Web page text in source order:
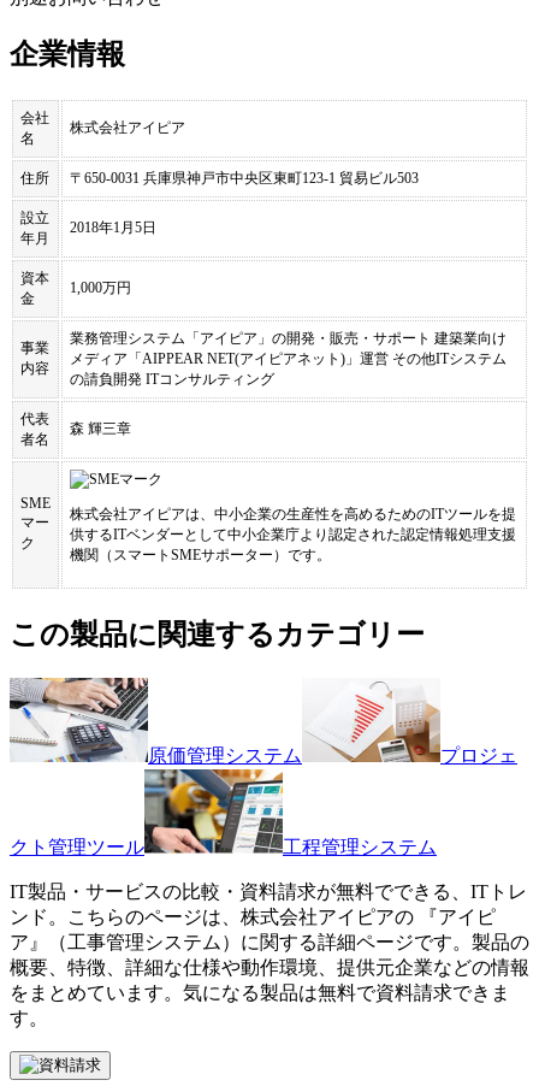
企業情報
会社
名
株式会社アイピア
住所 〒650-0031 兵庫県神戸市中央区東町123-1 貿易ビル503
設立
年月
2018年1月5日
資本
金
1,000万円
事業
内容
業務管理システム「アイピア」の開発・販売・サポート 建築業向け
メディア「AIPPEAR NET(アイピアネット)」運営 その他ITシステム
の請負開発 ITコンサルティング
代表
者名
森 輝三章
SME
マー
ク
株式会社アイピアは、中小企業の生産性を高めるためのITツールを提
供するITベンダーとして中小企業庁より認定された認定情報処理支援
機関（スマートSMEサポーター）です。
この製品に関連するカテゴリー
原価管理システム プロジェ
クト管理ツール 工程管理システム
IT製品・サービスの比較・資料請求が無料でできる、ITトレ
ンド。こちらのページは、 株式会社アイピアの 『アイピ
ア 』（工事管理システム ）に関する詳細ページです。製品の
概要、特徴、詳細な仕様や動作環境、提供元企業などの情報
をまとめています。気になる製品は無料で資料請求できま
す。